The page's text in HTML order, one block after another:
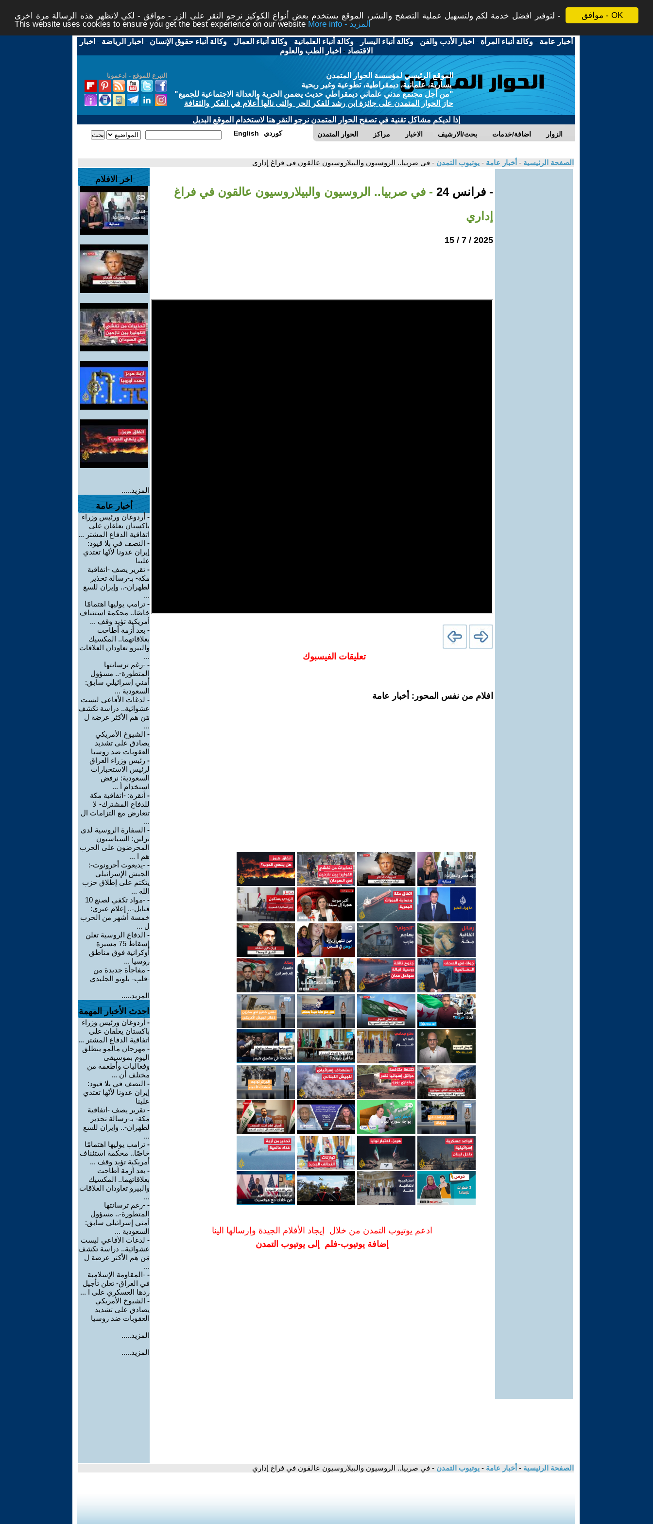
موافق - OK
لتوفير افضل خدمة لكم ولتسهيل عملية التصفح والنشر، الموقع يستخدم بعض أنواع الكوكيز نرجو النقر على الزر - موافق - لكي لاتظهر هذه الرسالة مرة اخرى -
This website uses cookies to ensure you get the best experience on our website
More info - المزيد
أخبار عامة -وكالة أنباء المرأة - اخبار الأدب والفن -وكالة أنباء اليسار -وكالة أنباء العلمانية -وكالة أنباء العمال -وكالة أنباء حقوق الإنسان - اخبار الرياضة - اخبار
الاقتصاد - اخبار الطب والعلوم
التبرع للموقع - ادعمونا
الموقع الرئيسي لمؤسسة الحوار المتمدن
يسارية، علمانية، ديمقراطية، تطوعية وغير ربحية
"من أجل مجتمع مدني علماني ديمقراطي حديث يضمن الحرية والعدالة الاجتماعية للجميع"
حاز الحوار المتمدن على جائزة ابن رشد للفكر الحر والتى نالها أعلام في الفكر والثقافة
إذا لديكم مشاكل تقنية في تصفح الحوار المتمدن نرجو النقر هنا لاستخدام الموقع البديل
الحوار المتمدن مراكز الاخبار بحث/الارشيف اضافة/خدمات الزوار English كوردي
الصفحة الرئيسية - أخبار عامة - يوتيوب التمدن - في صربيا.. الروسيون والبيلاروسيون عالقون في فراغ إداري
- فرانس 24
- في صربيا.. الروسيون والبيلاروسيون عالقون في فراغ
إداري
2025 / 7 / 15
تعليقات الفيسبوك
افلام من نفس المحور: أخبار عامة
ادعم يوتيوب التمدن من خلال إيجاد الأفلام الجيدة وإرسالها الينا
إضافة يوتيوب-فلم إلى يوتيوب التمدن
اخر الافلام
المزيد.....
أخبار عامة
- أردوغان ورئيس وزراء
باكستان يعلقان على
اتفاقية الدفاع المشتر ...
- النصف في بلا قيود:
إيران عدونا لأنّها تعتدي
علينا
- تقرير يصف -اتفاقية
مكة- بـ-رسالة تحذير
لطهران-.. وإيران للسع
...
- ترامب يوليها اهتمامًا
خاصًا.. محكمة استئناف
أمريكية تؤيد وقف ...
- بعد أزمة أطاحت
بعلاقاتهما.. المكسيك
والبيرو تعاودان العلاقات
...
- -رغم ترسانتها
المتطورة-.. مسؤول
أمني إسرائيلي سابق:
السعودية ...
- لدغات الأفاعي ليست
عشوائية.. دراسة تكشف
مَن هم الأكثر عرضة ل
...
- الشيوخ الأمريكي
يصادق على تشديد
العقوبات ضد روسيا
- رئيس وزراء العراق
لرئيس الاستخبارات
السعودية: نرفض
استخدام أ ...
- أنقرة: -اتفاقية مكة
للدفاع المشترك- لا
تتعارض مع التزامات ال
...
- السفارة الروسية لدى
برلين: السياسيون
المحرضون على الحرب
هم ا ...
- -يديعوت أحرونوت-:
الجيش الإسرائيلي
يتكتم على إطلاق حزب
الله ...
-
-مواد تكفي لصنع 10
قنابل-.. إعلام عبري:
خمسة أشهر من الحرب
ل ...
- الدفاع الروسية تعلن
إسقاط 75 مسيرة
أوكرانية فوق مناطق
روسيا ...
- مفاجأة جديدة من
-قلب- بلوتو الجليدي
المزيد.....
احدث الأخبار المهمة
- أردوغان ورئيس وزراء
باكستان يعلقان على
اتفاقية الدفاع المشتر ...
- مهرجان مالمو ينطلق
اليوم بموسيقى
وفعاليات وأطعمة من
مختلف أن ...
- النصف في بلا قيود:
إيران عدونا لأنّها تعتدي
علينا
- تقرير يصف -اتفاقية
مكة- بـ-رسالة تحذير
لطهران-.. وإيران للسع
...
- ترامب يوليها اهتمامًا
خاصًا.. محكمة استئناف
أمريكية تؤيد وقف ...
- بعد أزمة أطاحت
بعلاقاتهما.. المكسيك
والبيرو تعاودان العلاقات
...
- -رغم ترسانتها
المتطورة-.. مسؤول
أمني إسرائيلي سابق:
السعودية ...
- لدغات الأفاعي ليست
عشوائية.. دراسة تكشف
مَن هم الأكثر عرضة ل
...
- -المقاومة الإسلامية
في العراق- تعلن تأجيل
ردها العسكري على ا ...
- الشيوخ الأمريكي
يصادق على تشديد
العقوبات ضد روسيا
المزيد.....
المزيد.....
الصفحة الرئيسية - أخبار عامة - يوتيوب التمدن - في صربيا.. الروسيون والبيلاروسيون عالقون في فراغ إداري